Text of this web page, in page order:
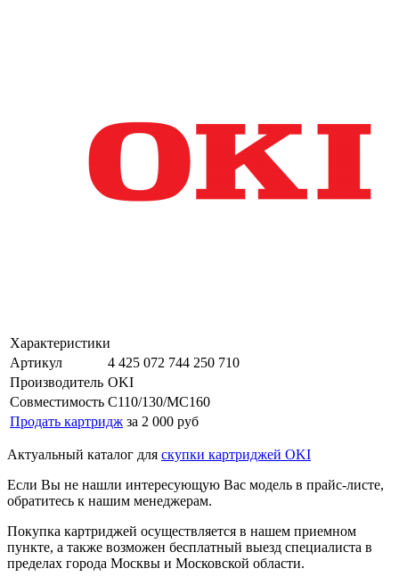
Характеристики
Артикул
4 425 072 744 250 710
Производитель OKI
Совместимость C110/130/MC160
Продать картридж за 2 000 руб
Актуальный каталог для скупки картриджей OKI
Если Вы не нашли интересующую Вас модель в прайс-листе,
обратитесь к нашим менеджерам.
Покупка картриджей осуществляется в нашем приемном
пункте, а также возможен бесплатный выезд специалиста в
пределах города Москвы и Московской области.